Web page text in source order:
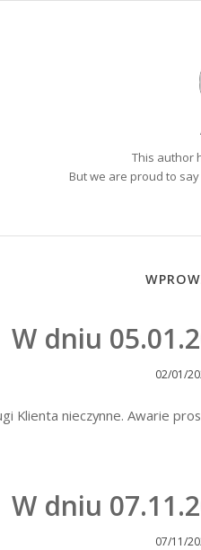
This author
But we are proud to
W dniu
02/01/
Klienta nieczynne. Awarie
W dniu
07/11/